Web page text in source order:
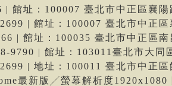
館址：100007 臺北市中正區襄
| 館址：100007 臺北市中正
| 館址：100035 臺北市中正區南
9790 | 館址：103011臺北市大同
| 地址：100011 臺北市中正區
最新版╱螢幕解析度1920x1080